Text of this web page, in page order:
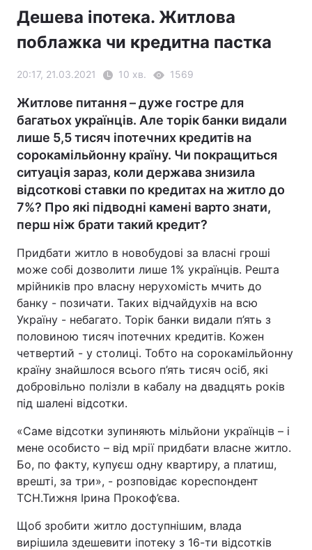
Головна Війна
Україна Політика
Спорт Наука
Дешева іпотека. Житлова
поблажка чи кредитна пастка
20:17, 21.03.2021 10 хв. 1569
Житлове питання – дуже гостре для
багатьох українців. Але торік банки видали
лише 5,5 тисяч іпотечних кредитів на
сорокамільйонну країну. Чи покращиться
ситуація зараз, коли держава знизила
відсоткові ставки по кредитах на житло до
7%? Про які підводні камені варто знати,
перш ніж брати такий кредит?
Придбати житло в новобудові за власні гроші
може собі дозволити лише 1% українців. Решта
мрійників про власну нерухомість мчить до
банку - позичати. Таких відчайдухів на всю
Україну - небагато. Торік банки видали п’ять з
половиною тисяч іпотечних кредитів. Кожен
четвертий - у столиці. Тобто на сорокамільйонну
країну знайшлося всього п’ять тисяч осіб, які
добровільно полізли в кабалу на двадцять років
під шалені відсотки.
«Саме відсотки зупиняють мільйони українців – і
мене особисто – від мрії придбати власне житло.
Бо, по факту, купуєш одну квартиру, а платиш,
врешті, за три», - розповідає кореспондент
ТСН.Тижня Ірина Прокоф’єва.
Щоб зробити житло доступнішим, влада
вирішила здешевити іпотеку з 16-ти відсотків